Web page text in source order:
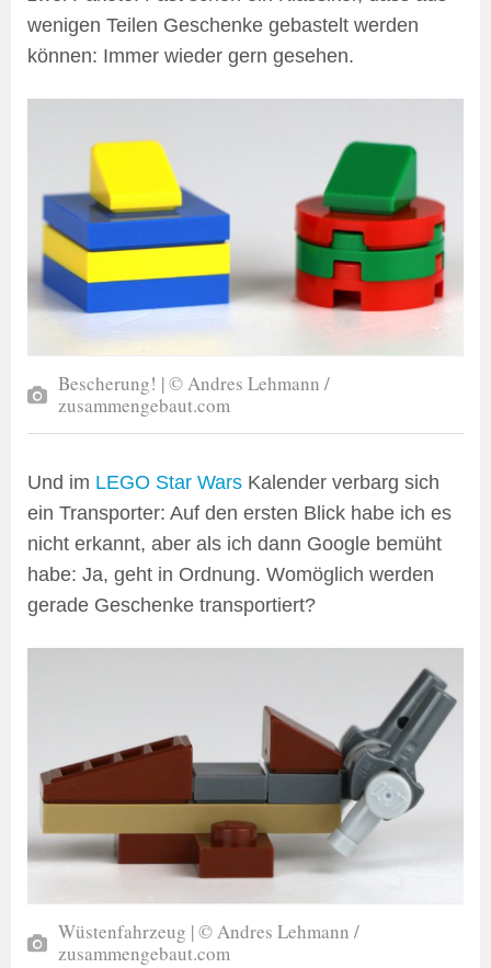
wenigen Teilen Geschenke gebastelt werden
können: Immer wieder gern gesehen.
Bescherung! | © Andres Lehmann /
zusammengebaut.com
Und im LEGO Star Wars Kalender verbarg sich
ein Transporter: Auf den ersten Blick habe ich es
nicht erkannt, aber als ich dann Google bemüht
habe: Ja, geht in Ordnung. Womöglich werden
gerade Geschenke transportiert?
Wüstenfahrzeug | © Andres Lehmann /
zusammengebaut.com